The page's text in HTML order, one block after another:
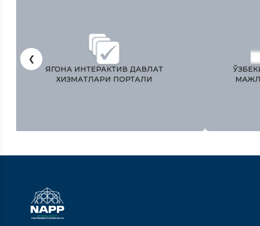
ЎЗБЕКИСТОН РЕСПУБЛИКАСИ
ПРЕЗИДЕНТИ МАТБУОТ ХИЗМАТИ
❮